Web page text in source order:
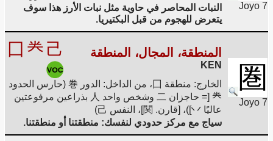
Joyo 7
النبات المحاصر في حاوية مثل نبات الأرز هذا سوف
يتعرض للهجوم من قبل البكتيريا.
圏
Joyo 7
المنطقة، المجال، المنطقة
KEN
囗 龹己
الخارج: منطقة 囗، من الداخل: الدور 巻 (حارس الحدود
龹 [= حاجزان 二 وشخص واحد 人 بذراعين مرفوعتين
عاليًا 丷])، [قارن. 関]، النفس 己)
سياج مع مركز حدودي لنفسك: منطقتنا أو منطقتنا.